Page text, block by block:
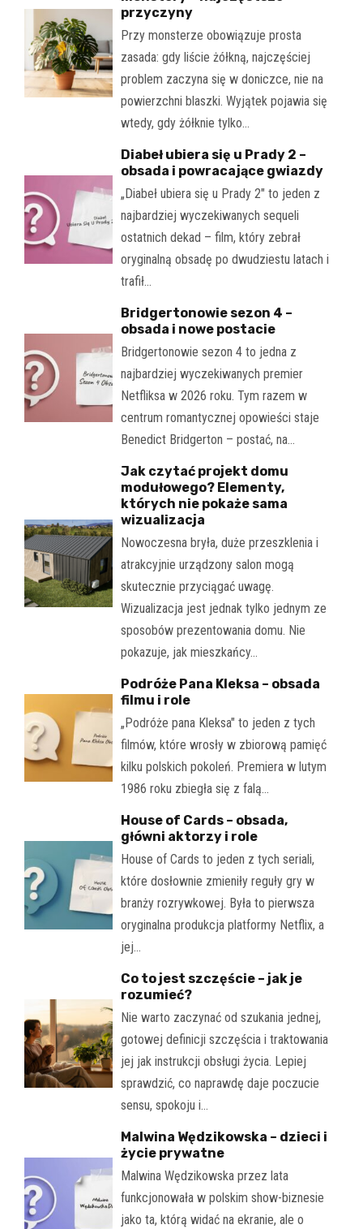
przyczyny
Przy monsterze obowiązuje prosta
zasada: gdy liście żółkną, najczęściej
problem zaczyna się w doniczce, nie na
powierzchni blaszki. Wyjątek pojawia się
wtedy, gdy żółknie tylko…
Diabeł ubiera się u Prady 2 –
obsada i powracające gwiazdy
„Diabeł ubiera się u Prady 2" to jeden z
najbardziej wyczekiwanych sequeli
ostatnich dekad – film, który zebrał
oryginalną obsadę po dwudziestu latach i
trafił…
Bridgertonowie sezon 4 –
obsada i nowe postacie
Bridgertonowie sezon 4 to jedna z
najbardziej wyczekiwanych premier
Netfliksa w 2026 roku. Tym razem w
centrum romantycznej opowieści staje
Benedict Bridgerton – postać, na…
Jak czytać projekt domu
modułowego? Elementy,
których nie pokaże sama
wizualizacja
Nowoczesna bryła, duże przeszklenia i
atrakcyjnie urządzony salon mogą
skutecznie przyciągać uwagę.
Wizualizacja jest jednak tylko jednym ze
sposobów prezentowania domu. Nie
pokazuje, jak mieszkańcy…
Podróże Pana Kleksa – obsada
filmu i role
„Podróże pana Kleksa" to jeden z tych
filmów, które wrosły w zbiorową pamięć
kilku polskich pokoleń. Premiera w lutym
1986 roku zbiegła się z falą…
House of Cards – obsada,
główni aktorzy i role
House of Cards to jeden z tych seriali,
które dosłownie zmieniły reguły gry w
branży rozrywkowej. Była to pierwsza
oryginalna produkcja platformy Netflix, a
jej…
Co to jest szczęście – jak je
rozumieć?
Nie warto zaczynać od szukania jednej,
gotowej definicji szczęścia i traktowania
jej jak instrukcji obsługi życia. Lepiej
sprawdzić, co naprawdę daje poczucie
sensu, spokoju i…
Malwina Wędzikowska – dzieci i
życie prywatne
Malwina Wędzikowska przez lata
funkcjonowała w polskim show-biznesie
jako ta, którą widać na ekranie, ale o